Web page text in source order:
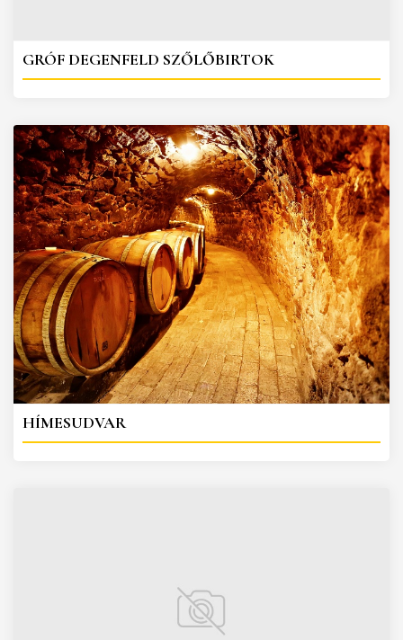
GRÓF DEGENFELD SZŐLŐBIRTOK
HÍMESUDVAR